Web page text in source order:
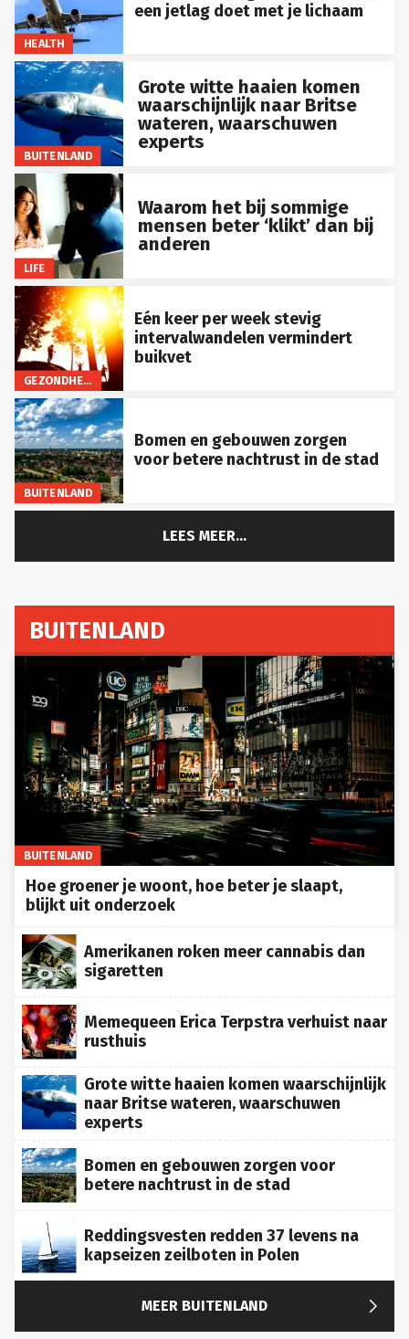
HEALTH
BUITENLAND
waarschijnlijk naar Britse
wateren, waarschuwen
experts
LIFE
Waarom het bij sommige
mensen beter ‘klikt’ dan bij
anderen
GEZONDHEID
intervalwandelen vermindert
buikvet
BUITENLAND
voor betere nachtrust in de stad
BUITENLAND
BUITENLAND
Hoe groener je woont, hoe beter je slaapt,
blijkt uit onderzoek
sigaretten
rusthuis
naar Britse wateren, waarschuwen
experts
betere nachtrust in de stad
kapseizen zeilboten in Polen